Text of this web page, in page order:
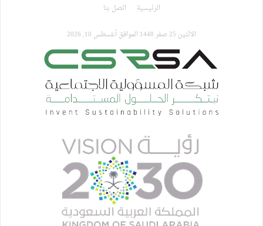
الرئيسية اتصل بنا
الاثنين 25 صفر 1448 الموافق أغسطس 10, 2026